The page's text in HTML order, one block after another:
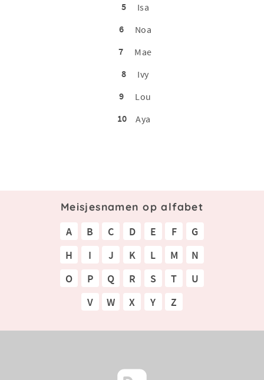
5
Isa
6
Noa
7
Mae
8
Ivy
9
Lou
10
Aya
Meisjesnamen op alfabet
A B C D E F
G
H
I J K L M
N
O
P Q R S T
U
V
W X Y Z